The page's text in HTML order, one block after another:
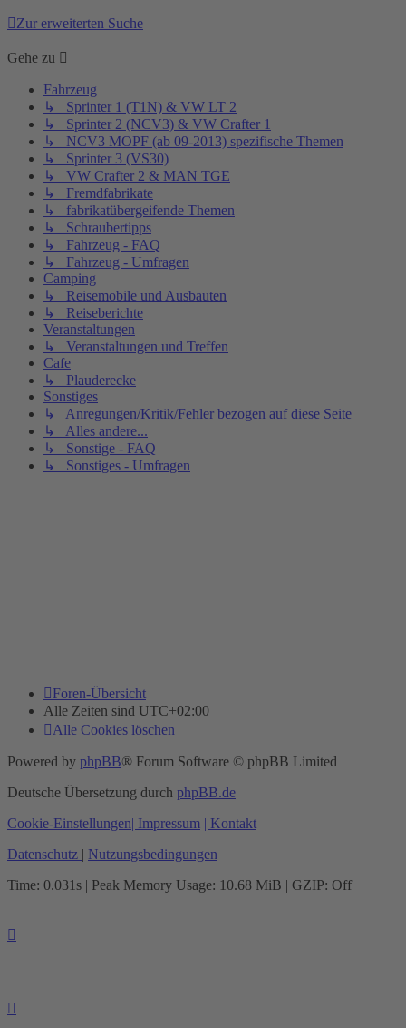
Zur erweiterten Suche
Gehe zu
Fahrzeug
↳ Sprinter 1 (T1N) & VW LT 2
↳ Sprinter 2 (NCV3) & VW Crafter 1
↳ NCV3 MOPF (ab 09-2013) spezifische Themen
↳ Sprinter 3 (VS30)
↳ VW Crafter 2 & MAN TGE
↳ Fremdfabrikate
↳ fabrikatübergeifende Themen
↳ Schraubertipps
↳ Fahrzeug - FAQ
↳ Fahrzeug - Umfragen
Camping
↳ Reisemobile und Ausbauten
↳ Reiseberichte
Veranstaltungen
↳ Veranstaltungen und Treffen
Cafe
↳ Plauderecke
Sonstiges
↳ Anregungen/Kritik/Fehler bezogen auf diese Seite
↳ Alles andere...
↳ Sonstige - FAQ
↳ Sonstiges - Umfragen
Foren-Übersicht
Alle Zeiten sind UTC+02:00
Alle Cookies löschen
Powered by phpBB® Forum Software © phpBB Limited
Deutsche Übersetzung durch phpBB.de
Cookie-Einstellungen| Impressum | Kontakt
Datenschutz | Nutzungsbedingungen
Time: 0.031s | Peak Memory Usage: 10.68 MiB | GZIP: Off